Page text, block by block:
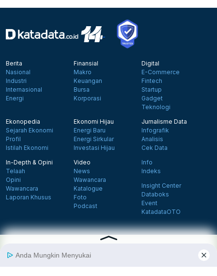
Berita
Nasional
Industri
Internasional
Energi
Finansial
Makro
Keuangan
Bursa
Korporasi
Digital
E-Commerce
Fintech
Startup
Gadget
Teknologi
Ekonopedia
Sejarah Ekonomi
Profil
Istilah Ekonomi
Ekonomi Hijau
Energi Baru
Energi Sirkular
Investasi Hijau
Jurnalisme Data
Infografik
Analisis
Cek Data
In-Depth & Opini
Telaah
Opini
Wawancara
Laporan Khusus
Video
News
Wawancara
Katalogue
Foto
Podcast
Info
Indeks
Insight Center
Databoks
Event
KatadataOTO